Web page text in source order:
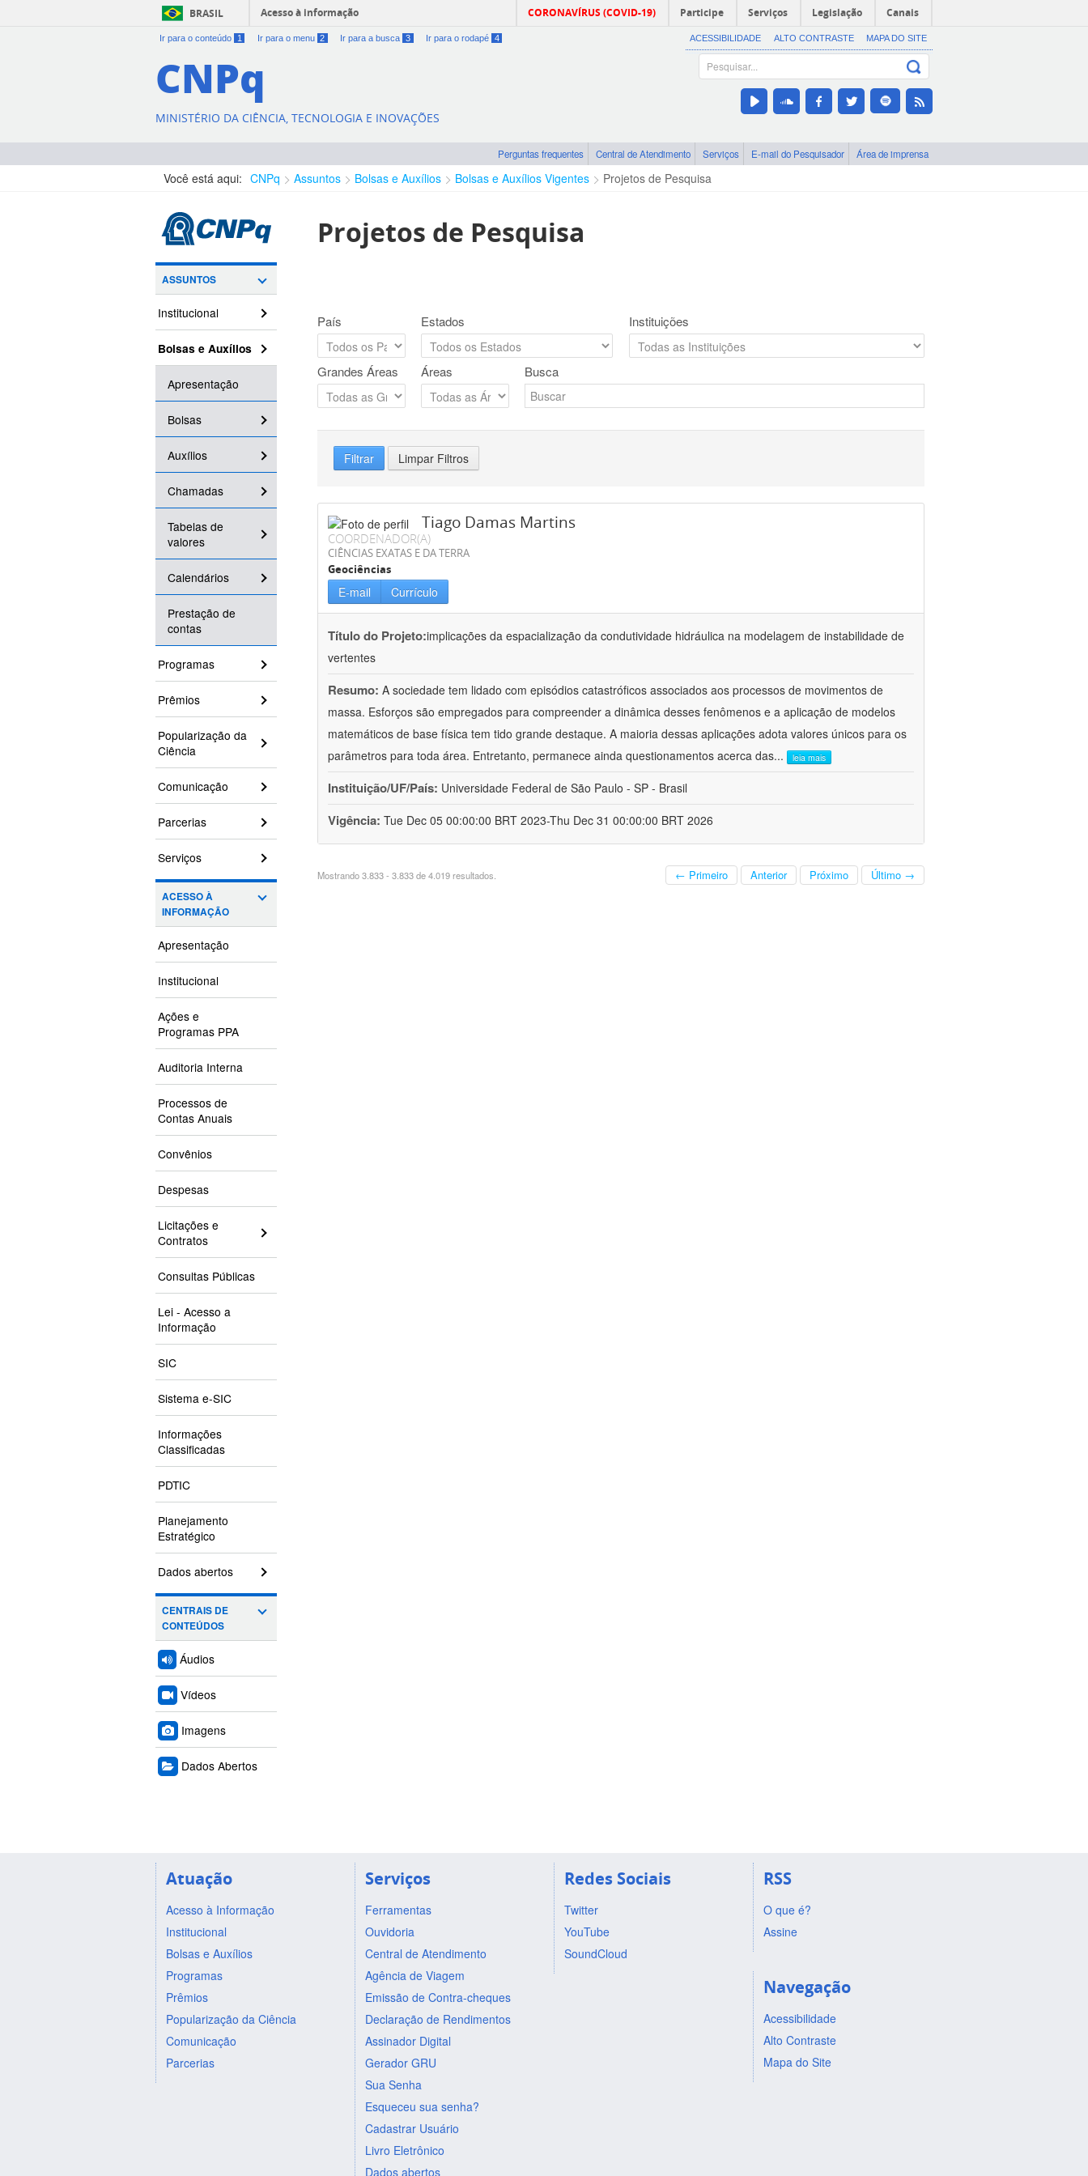
BRASIL Acesso à informação CORONAVÍRUS (COVID-19) Participe Serviços Legislação Canais
Ir para o conteúdo 1 Ir para o menu 2 Ir para a busca 3 Ir para o rodapé 4 ACESSIBILIDADE ALTO CONTRASTE MAPA DO SITE
CNPq
MINISTÉRIO DA CIÊNCIA, TECNOLOGIA E INOVAÇÕES
Perguntas frequentes Central de Atendimento Serviços E-mail do Pesquisador Área de imprensa
Você está aqui: CNPq Assuntos Bolsas e Auxílios Bolsas e Auxílios Vigentes Projetos de Pesquisa
ASSUNTOS
Institucional
Bolsas e Auxílios
Apresentação
Bolsas
Auxílios
Chamadas
Tabelas de
valores
Calendários
Prestação de
contas
Programas
Prêmios
Popularização da
Ciência
Comunicação
Parcerias
Serviços
ACESSO À
INFORMAÇÃO
Apresentação
Institucional
Ações e
Programas PPA
Auditoria Interna
Processos de
Contas Anuais
Convênios
Despesas
Licitações e
Contratos
Consultas Públicas
Lei - Acesso a
Informação
SIC
Sistema e-SIC
Informações
Classificadas
PDTIC
Planejamento
Estratégico
Dados abertos
CENTRAIS DE
CONTEÚDOS
Áudios
Vídeos
Imagens
Dados Abertos
Projetos de Pesquisa
País Estados Instituições
Grandes Áreas Áreas Busca
Filtrar Limpar Filtros
Tiago Damas Martins
COORDENADOR(A)
CIÊNCIAS EXATAS E DA TERRA
Geociências
E-mail Currículo
Título do Projeto:implicações da espacialização da condutividade hidráulica na modelagem de instabilidade de
vertentes
Resumo: A sociedade tem lidado com episódios catastróficos associados aos processos de movimentos de
massa. Esforços são empregados para compreender a dinâmica desses fenômenos e a aplicação de modelos
matemáticos de base física tem tido grande destaque. A maioria dessas aplicações adota valores únicos para os
parâmetros para toda área. Entretanto, permanece ainda questionamentos acerca das... leia mais
Instituição/UF/País: Universidade Federal de São Paulo - SP - Brasil
Vigência: Tue Dec 05 00:00:00 BRT 2023-Thu Dec 31 00:00:00 BRT 2026
Mostrando 3.833 - 3.833 de 4.019 resultados. ← Primeiro Anterior Próximo Último →
Atuação
Acesso à Informação
Institucional
Bolsas e Auxílios
Programas
Prêmios
Popularização da Ciência
Comunicação
Parcerias
Serviços
Ferramentas
Ouvidoria
Central de Atendimento
Agência de Viagem
Emissão de Contra-cheques
Declaração de Rendimentos
Assinador Digital
Gerador GRU
Sua Senha
Esqueceu sua senha?
Cadastrar Usuário
Livro Eletrônico
Dados abertos
Redes Sociais
Twitter
YouTube
SoundCloud
RSS
O que é?
Assine
Navegação
Acessibilidade
Alto Contraste
Mapa do Site